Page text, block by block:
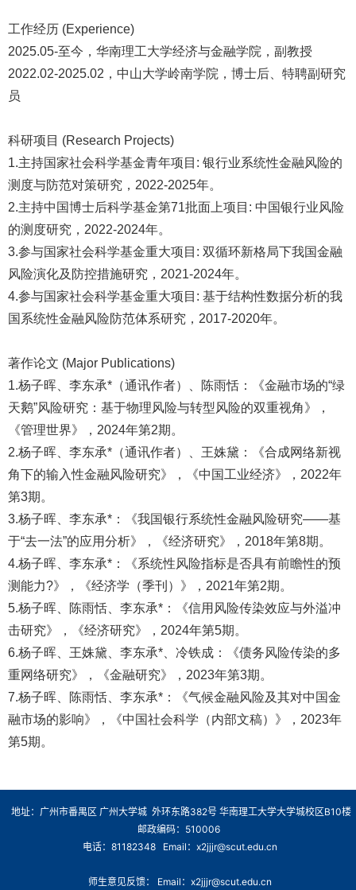
工作经历 (Experience)
2025.05-至今，华南理工大学经济与金融学院，副教授
2022.02-2025.02，中山大学岭南学院，博士后、特聘副研究
员
科研项目 (Research Projects)
1.主持国家社会科学基金青年项目: 银行业系统性金融风险的
测度与防范对策研究，2022-2025年。
2.主持中国博士后科学基金第71批面上项目: 中国银行业风险
的测度研究，2022-2024年。
3.参与国家社会科学基金重大项目: 双循环新格局下我国金融
风险演化及防控措施研究，2021-2024年。
4.参与国家社会科学基金重大项目: 基于结构性数据分析的我
国系统性金融风险防范体系研究，2017-2020年。
著作论文 (Major Publications)
1.杨子晖、李东承*（通讯作者）、陈雨恬：《金融市场的“绿
天鹅”风险研究：基于物理风险与转型风险的双重视角》，
《管理世界》，2024年第2期。
2.杨子晖、李东承*（通讯作者）、王姝黛：《合成网络新视
角下的输入性金融风险研究》，《中国工业经济》，2022年
第3期。
3.杨子晖、李东承*：《我国银行系统性金融风险研究——基
于“去一法”的应用分析》，《经济研究》，2018年第8期。
4.杨子晖、李东承*：《系统性风险指标是否具有前瞻性的预
测能力?》，《经济学（季刊）》，2021年第2期。
5.杨子晖、陈雨恬、李东承*：《信用风险传染效应与外溢冲
击研究》，《经济研究》，2024年第5期。
6.杨子晖、王姝黛、李东承*、冷铁成：《债务风险传染的多
重网络研究》，《金融研究》，2023年第3期。
7.杨子晖、陈雨恬、李东承*：《气候金融风险及其对中国金
融市场的影响》，《中国社会科学（内部文稿）》，2023年
第5期。
地址：广州市番禺区 广州大学城 外环东路382号 华南理工大学大学城校区B10楼
邮政编码：510006
电话：81182348 Email：x2jjjr@scut.edu.cn
师生意见反馈： Email：x2jjjr@scut.edu.cn